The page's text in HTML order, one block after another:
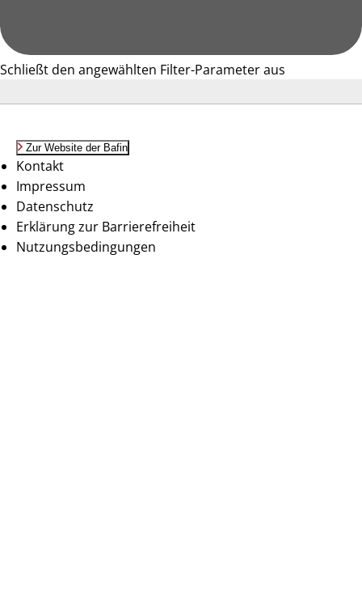
Schließt den angewählten Filter-Parameter aus
Zur Website der Bafin
Kontakt
Impressum
Datenschutz
Erklärung zur Barrierefreiheit
Nutzungsbedingungen